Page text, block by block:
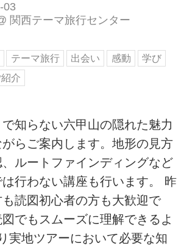
03
関西テーマ旅行センター
テーマ旅行 出会い 感動
学び
介
知らない六甲山の隠れた魅力
らご案内します。地形の見方
ルートファインディングなど
行わない講座も行います。 昨
読図初心者の方も大歓迎で
でもスムーズに理解できるよ
実地ツアーにおいて必要な知